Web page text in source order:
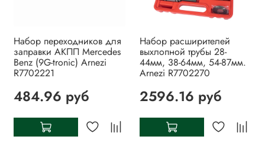
Набор переходников для
заправки АКПП Mercedes
Benz (9G-tronic) Arnezi
R7702221
484.96 руб
Набор расширителей
выхлопной трубы 28-
44мм, 38-64мм, 54-87мм.
Arnezi R7702270
2596.16 руб